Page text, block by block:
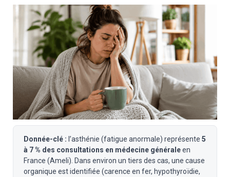
Donnée-clé : l’asthénie (fatigue anormale) représente 5
à 7 % des consultations en médecine généraleen
France (Ameli). Dans environ un tiers des cas, une cause
organique est identifiée (carence en fer, hypothyroïdie,